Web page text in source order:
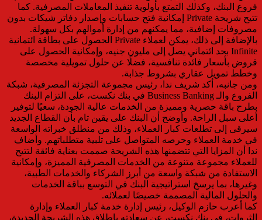
فروع البنك، وكذلك التمتع بأولوية تنفيذ المعاملات المصرفية. كما
تتيح شريحة Private إمكانية فتح حسابات وإصدار دفاتر شيكات بدون
مصروفات إضافية، مما يمكنهم من إدارة أموالهم بكل سهولة.
بالإضافة إلى ذلك، يمكن لعملاء Private الحصول على بطاقة ائتمانية
Infinite بحد ائتماني يصل إلى مليون جنيه، وإمكانية الحصول على
قروض بأسعار فائدة تنافسية، فضلًا عن حلول تمويلية مخصصة
وخطط تمويل عقاري بشروط جذابة.
ومن جانبه، أكد شريف ندا، رئيس مجموعة التجزئة المصرفية، شبكة
الفروع والـ Business Banking في بنك نكست، على التزام البنك
بطرح باقة حصرية ومميزة من الخدمات عالية الجودة، سعيًا لتوفير
أعلى سبل الراحة. وأوضح أن البنك على يقين تام بأن القطاع الجديد
سيرقى إلى تطلعات كبار العملاء، وذلك من منطلق خبراته الواسعة
في خدمة العملاء وحرصه المتواصل على تلبية متطلباتهم. وأضاف
ندا أن المزايا التي تتضمنها هذه الشريحة صممت بعناية فائقة لتتيح
للعملاء مجموعة متنوعة من الخدمات المصرفية المميزة، وإمكانية
الاستفادة من شبكة واسعة من أبرز الشركاء والخدمات الطبية،
وغيرها، بما يرسخ استراتيجية البنك في التوسع بباقة الخدمات
والحلول المالية المصممة خصيصًا لعملائه.
كما أعرب حازم الوكيل، رئيس إدارة خدمة كبار العملاء وإدارة
الثروات، في بنك نكست، عن سعادته بإطلاق هذه الشريحة الجديدة،